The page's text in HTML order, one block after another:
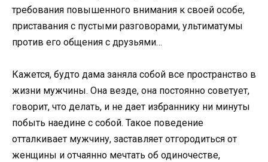
требования повышенного внимания к своей особе,
приставания с пустыми разговорами, ультиматумы
против его общения с друзьями…
Кажется, будто дама заняла собой все пространство в
жизни мужчины. Она везде, она постоянно советует,
говорит, что делать, и не дает избраннику ни минуты
побыть наедине с собой. Такое поведение
отталкивает мужчину, заставляет отгородиться от
женщины и отчаянно мечтать об одиночестве,